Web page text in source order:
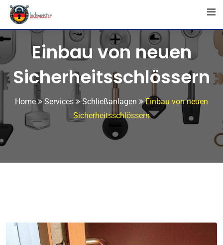
Einbau von neuen
Sicherheitsschlössern
Home Services Schließanlagen
Einbau von neuen
Sicherheitsschlössern